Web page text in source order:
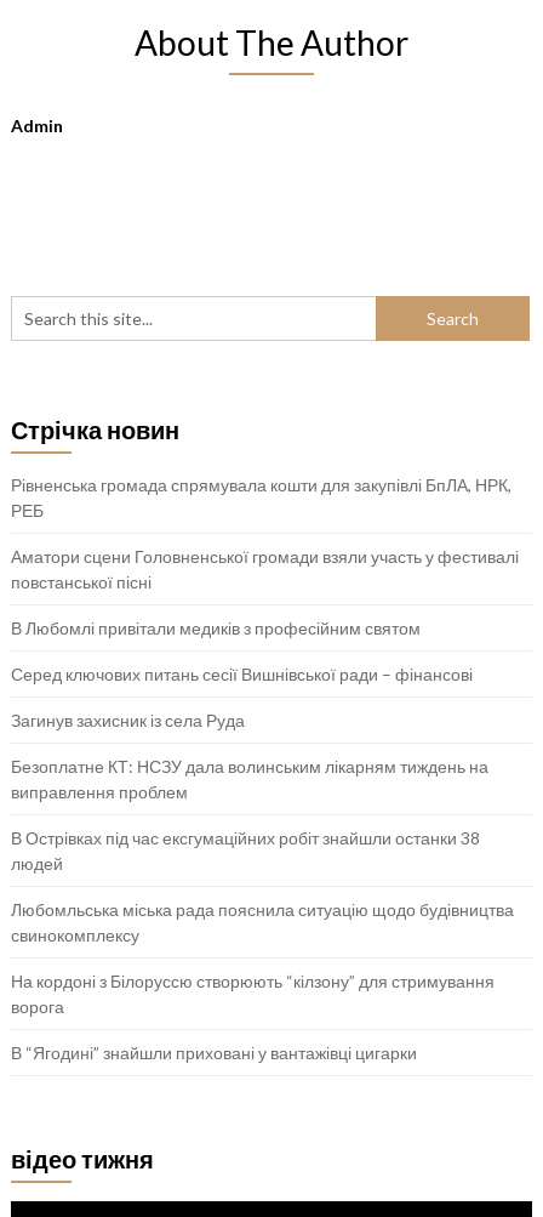
About The Author
Admin
Стрічка новин
Рівненська громада спрямувала кошти для закупівлі БпЛА, НРК,
РЕБ
Аматори сцени Головненської громади взяли участь у фестивалі
повстанської пісні
В Любомлі привітали медиків з професійним святом
Серед ключових питань сесії Вишнівської ради – фінансові
Загинув захисник із села Руда
Безоплатне КТ: НСЗУ дала волинським лікарням тиждень на
виправлення проблем
В Острівках під час ексгумаційних робіт знайшли останки 38
людей
Любомльська міська рада пояснила ситуацію щодо будівництва
свинокомплексу
На кордоні з Білоруссю створюють “кілзону” для стримування
ворога
В “Ягодині” знайшли приховані у вантажівці цигарки
відео тижня